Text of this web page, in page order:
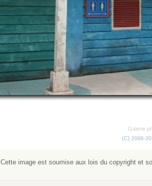
Galerie
(C) 2006-
Cette image est soumise aux lois du copyright et